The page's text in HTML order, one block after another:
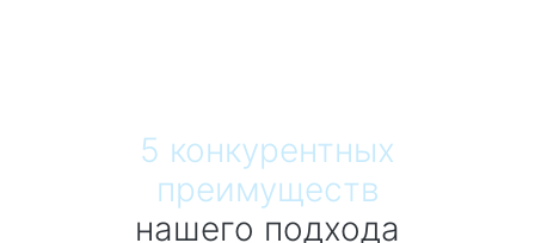
5 конкурентных
преимуществ
нашего подхода